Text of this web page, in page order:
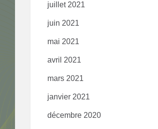
juillet 2021
juin 2021
mai 2021
avril 2021
mars 2021
janvier 2021
décembre 2020